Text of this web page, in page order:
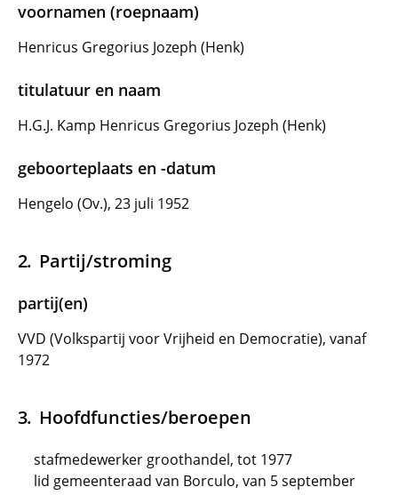
voornamen (roepnaam)
Henricus Gregorius Jozeph (Henk)
titulatuur en naam
H.G.J. Kamp Henricus Gregorius Jozeph (Henk)
geboorteplaats en -datum
Hengelo (Ov.), 23 juli 1952
Partij/stroming
partij(en)
VVD (Volkspartij voor Vrijheid en Democratie), vanaf
1972
Hoofdfuncties/beroepen
stafmedewerker groothandel, tot 1977
lid gemeenteraad van Borculo, van 5 september